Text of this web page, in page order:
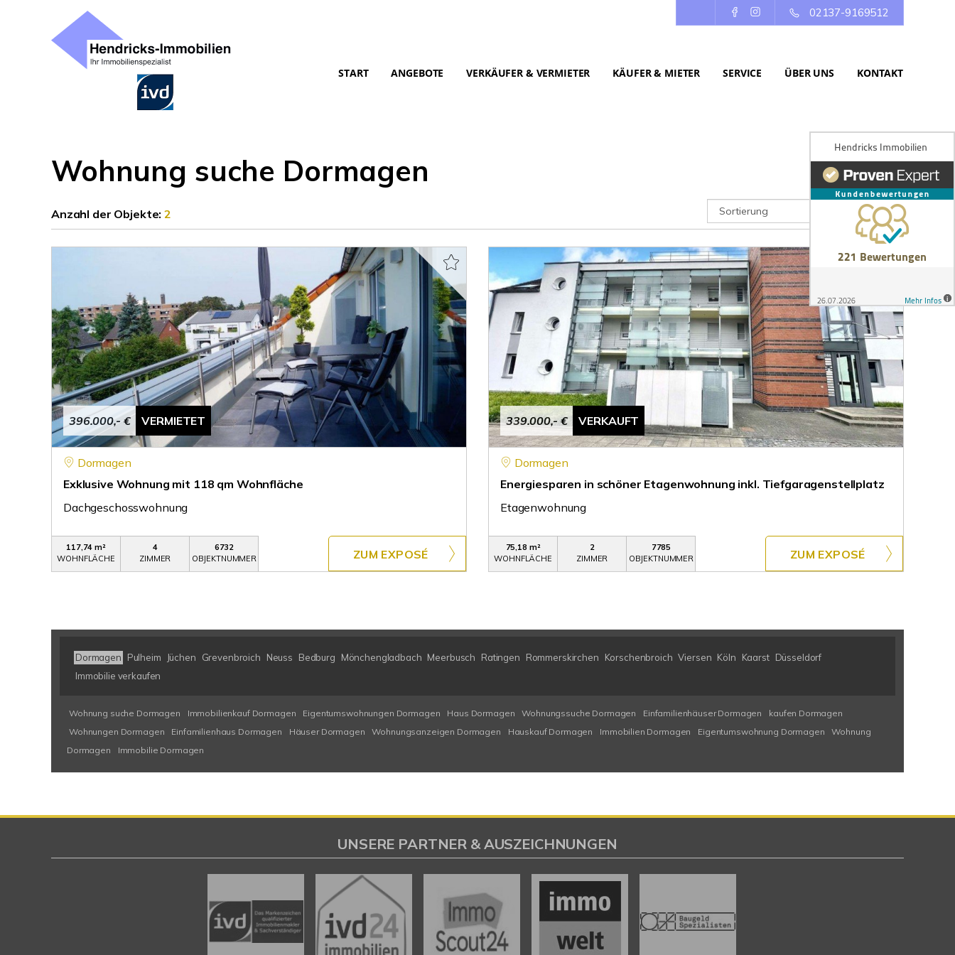
02137-9169512
START ANGEBOTE VERKÄUFER & VERMIETER KÄUFER & MIETER SERVICE ÜBER UNS KONTAKT
Wohnung suche Dormagen
Anzahl der Objekte:2
396.000,- € VERMIETET
Dormagen
Exklusive Wohnung mit 118 qm Wohnfläche
Dachgeschosswohnung
117,74 m²
WOHNFLÄCHE
4
ZIMMER
6732
OBJEKTNUMMER
ZUM EXPOSÉ
339.000,- € VERKAUFT
Dormagen
Energiesparen in schöner Etagenwohnung inkl. Tiefgaragenstellplatz
Etagenwohnung
75,18 m²
WOHNFLÄCHE
2
ZIMMER
7785
OBJEKTNUMMER
ZUM EXPOSÉ
Dormagen Pulheim Jüchen Grevenbroich Neuss Bedburg Mönchengladbach Meerbusch Ratingen Rommerskirchen Korschenbroich Viersen Köln Kaarst Düsseldorf
Immobilie verkaufen
Wohnung suche Dormagen Immobilienkauf Dormagen Eigentumswohnungen Dormagen Haus Dormagen Wohnungssuche Dormagen Einfamilienhäuser Dormagen
kaufen Dormagen
Wohnungen Dormagen
Einfamilienhaus Dormagen Häuser Dormagen Wohnungsanzeigen Dormagen Hauskauf Dormagen Immobilien Dormagen Eigentumswohnung Dormagen
Wohnung
Dormagen
Immobilie Dormagen
UNSERE PARTNER & AUSZEICHNUNGEN